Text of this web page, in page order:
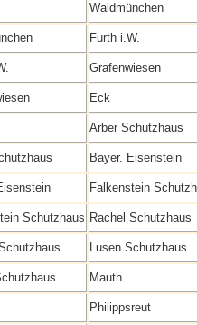
Waldmünchen
Furth i.W.
Grafenwiesen
Eck
Arber Schutzhaus
Bayer. Eisenstein
Falkenstein
Schutzhaus Rachel Schutzhaus
Lusen Schutzhaus
Mauth
Philippsreut